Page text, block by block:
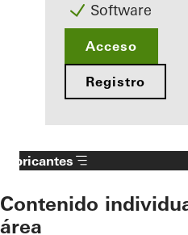
Software
Acceso
Registro
Fabricantes
Contenido
área